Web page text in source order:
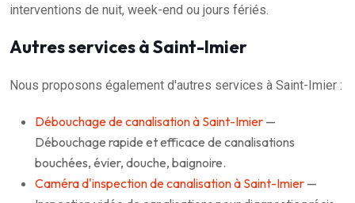
interventions de nuit, week-end ou jours fériés.
Autres services à Saint-Imier
Nous proposons également d'autres services à Saint-Imier :
Débouchage de canalisation à Saint-Imier —
Débouchage rapide et efficace de canalisations
bouchées, évier, douche, baignoire.
Caméra d'inspection de canalisation à Saint-Imier —